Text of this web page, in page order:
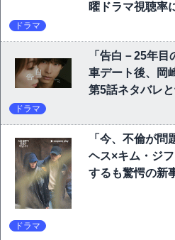
曜ドラマ視聴率
ドラマ
「告白－25年
車デート後、岡
第5話ネタバレ
ドラマ
「今、不倫が問
ヘス×キム・ジ
するも驚愕の新
ドラマ